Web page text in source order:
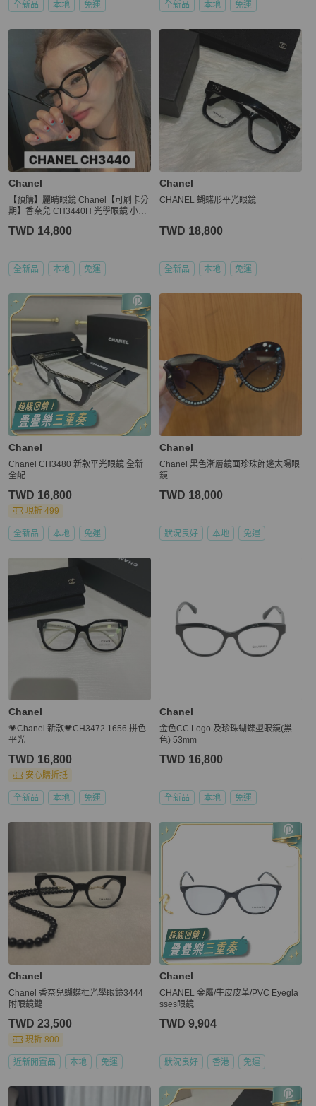
全新品 本地 免運 全新品 本地 免運
Chanel
【預購】麗睛眼鏡 Chanel【可刷卡分
期】香奈兒 CH3440H 光學眼鏡 小香
TWD 14,800
全新品 本地 免運
Chanel
CHANEL 蝴蝶形平光眼鏡
TWD 18,800
全新品 本地 免運
Chanel
Chanel CH3480 新款平光眼鏡 全新
全配
TWD 16,800
現折 499
全新品 本地 免運
Chanel
Chanel 黑色漸層鏡面珍珠飾邊太陽眼
鏡
TWD 18,000
狀況良好 本地 免運
Chanel
💗Chanel 新款💗CH3472 1656 拼色
平光
TWD 16,800
安心購折抵
全新品 本地 免運
Chanel
金色CC Logo 及珍珠蝴蝶型眼鏡(黑
色) 53mm
TWD 16,800
全新品 本地 免運
Chanel
Chanel 香奈兒蝴蝶框光學眼鏡3444
附眼鏡鏈
TWD 23,500
現折 800
近新閒置品 本地 免運
Chanel
CHANEL 金屬/牛皮皮革/PVC Eyegla
sses眼鏡
TWD 9,904
狀況良好 香港 免運